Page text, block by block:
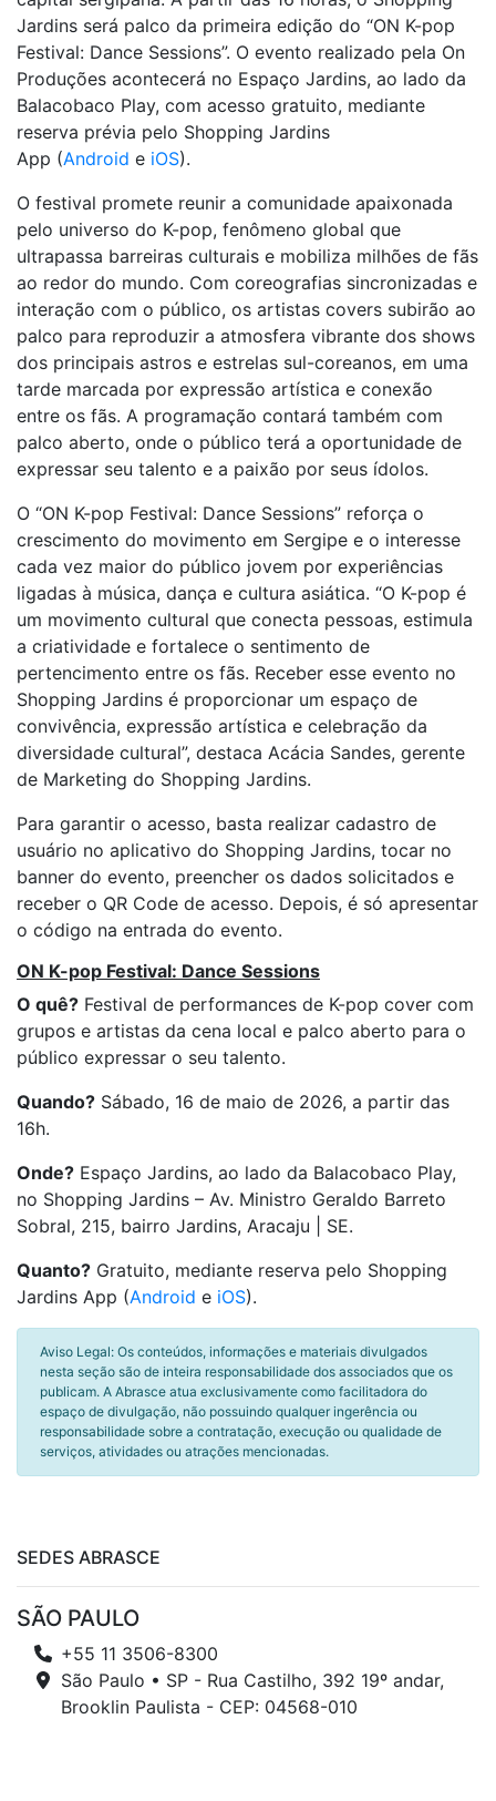
Jardins será palco da primeira edição do “ON K-pop
Festival: Dance Sessions”. O evento realizado pela On
Produções acontecerá no Espaço Jardins, ao lado da
Balacobaco Play, com acesso gratuito, mediante
reserva prévia pelo Shopping Jardins
App (Android e iOS).
O festival promete reunir a comunidade apaixonada
pelo universo do K-pop, fenômeno global que
ultrapassa barreiras culturais e mobiliza milhões de fãs
ao redor do mundo. Com coreografias sincronizadas e
interação com o público, os artistas covers subirão ao
palco para reproduzir a atmosfera vibrante dos shows
dos principais astros e estrelas sul-coreanos, em uma
tarde marcada por expressão artística e conexão
entre os fãs. A programação contará também com
palco aberto, onde o público terá a oportunidade de
expressar seu talento e a paixão por seus ídolos.
O “ON K-pop Festival: Dance Sessions” reforça o
crescimento do movimento em Sergipe e o interesse
cada vez maior do público jovem por experiências
ligadas à música, dança e cultura asiática. “O K-pop é
um movimento cultural que conecta pessoas, estimula
a criatividade e fortalece o sentimento de
pertencimento entre os fãs. Receber esse evento no
Shopping Jardins é proporcionar um espaço de
convivência, expressão artística e celebração da
diversidade cultural”, destaca Acácia Sandes, gerente
de Marketing do Shopping Jardins.
Para garantir o acesso, basta realizar cadastro de
usuário no aplicativo do Shopping Jardins, tocar no
banner do evento, preencher os dados solicitados e
receber o QR Code de acesso. Depois, é só apresentar
o código na entrada do evento.
ON K-pop Festival: Dance Sessions
O quê? Festival de performances de K-pop cover com
grupos e artistas da cena local e palco aberto para o
público expressar o seu talento.
Quando? Sábado, 16 de maio de 2026, a partir das
16h.
Onde? Espaço Jardins, ao lado da Balacobaco Play,
no Shopping Jardins – Av. Ministro Geraldo Barreto
Sobral, 215, bairro Jardins, Aracaju | SE.
Quanto? Gratuito, mediante reserva pelo Shopping
Jardins App (Android e iOS).
Aviso Legal: Os conteúdos, informações e materiais divulgados
nesta seção são de inteira responsabilidade dos associados que os
publicam. A Abrasce atua exclusivamente como facilitadora do
espaço de divulgação, não possuindo qualquer ingerência ou
responsabilidade sobre a contratação, execução ou qualidade de
serviços, atividades ou atrações mencionadas.
SEDES ABRASCE
SÃO PAULO
+55 11 3506-8300
São Paulo • SP - Rua Castilho, 392 19º andar,
Brooklin Paulista - CEP: 04568-010